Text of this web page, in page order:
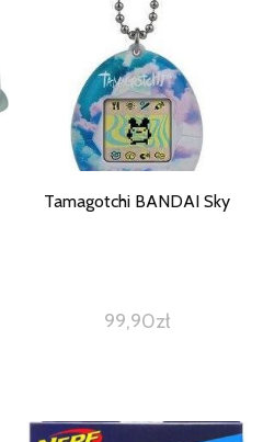
Tamagotchi BANDAI Sky
99,90zł